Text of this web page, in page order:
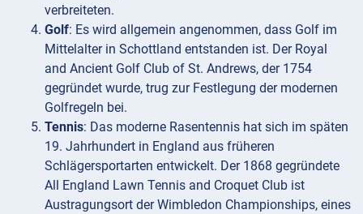
verbreiteten.
Golf: Es wird allgemein angenommen, dass Golf im
Mittelalter in Schottland entstanden ist. Der Royal
and Ancient Golf Club of St. Andrews, der 1754
gegründet wurde, trug zur Festlegung der modernen
Golfregeln bei.
Tennis: Das moderne Rasentennis hat sich im späten
19. Jahrhundert in England aus früheren
Schlägersportarten entwickelt. Der 1868 gegründete
All England Lawn Tennis and Croquet Club ist
Austragungsort der Wimbledon Championships, eines